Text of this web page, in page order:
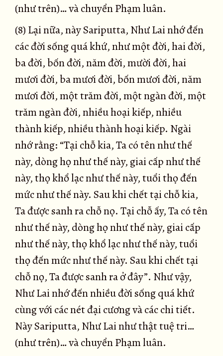
(như trên)… và chuyển Phạm luân.
(8) Lại nữa, này Sariputta, Như Lai nhớ đến
các đời sống quá khứ, như một đời, hai đời,
ba đời, bốn đời, năm đời, mười đời, hai
mươi đời, ba mươi đời, bốn mươi đời, năm
mươi đời, một trăm đời, một ngàn đời, một
trăm ngàn đời, nhiều hoại kiếp, nhiều
thành kiếp, nhiều thành hoại kiếp. Ngài
nhớ rằng: “Tại chỗ kia, Ta có tên như thế
này, dòng họ như thế này, giai cấp như thế
này, thọ khổ lạc như thế này, tuổi thọ đến
mức như thế này. Sau khi chết tại chỗ kia,
Ta được sanh ra chỗ nọ. Tại chỗ ấy, Ta có tên
như thế này, dòng họ như thế này, giai cấp
như thế này, thọ khổ lạc như thế này, tuổi
thọ đến mức như thế này. Sau khi chết tại
chỗ nọ, Ta được sanh ra ở đây”. Như vậy,
Như Lai nhớ đến nhiều đời sống quá khứ
cùng với các nét đại cương và các chi tiết.
Này Sariputta, Như Lai như thật tuệ tri…
(như trên)… và chuyển Phạm luân.